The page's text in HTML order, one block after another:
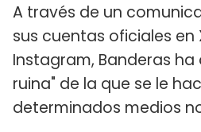
A través de un
sus cuentas oficiales
Instagram, Banderas
ruina" de la que se le
determinados medios